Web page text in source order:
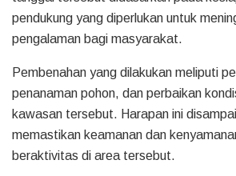
pendukung yang diperlukan untuk
pengalaman bagi masyarakat.
Pembenahan yang dilakukan meliputi
penanaman pohon, dan perbaikan
kawasan tersebut. Harapan ini
memastikan keamanan dan
beraktivitas di area tersebut.